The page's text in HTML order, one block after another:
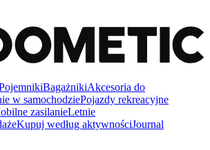
BagażnikiAkcesoria do
w samochodziePojazdy rekreacyjne
zasilanieLetnie
Kupuj według aktywnościJournal